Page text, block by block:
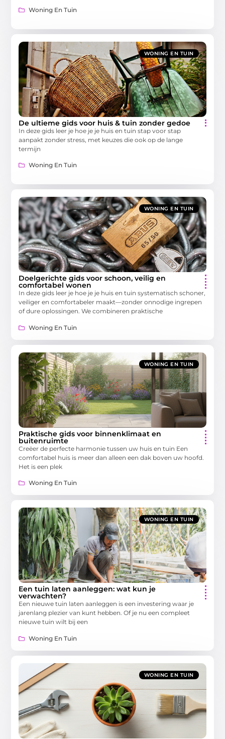
Woning En Tuin
WONING EN TUIN
De ultieme gids voor huis & tuin zonder gedoe
In deze gids leer je hoe je je huis en tuin stap voor stap
aanpakt zonder stress, met keuzes die ook op de lange
termijn
Woning En Tuin
WONING EN TUIN
Doelgerichte gids voor schoon, veilig en
comfortabel wonen
In deze gids leer je hoe je je huis en tuin systematisch schoner,
veiliger en comfortabeler maakt—zonder onnodige ingrepen
of dure oplossingen. We combineren praktische
Woning En Tuin
WONING EN TUIN
Praktische gids voor binnenklimaat en
buitenruimte
Creëer de perfecte harmonie tussen uw huis en tuin Een
comfortabel huis is meer dan alleen een dak boven uw hoofd.
Het is een plek
Woning En Tuin
WONING EN TUIN
Een tuin laten aanleggen: wat kun je
verwachten?
Een nieuwe tuin laten aanleggen is een investering waar je
jarenlang plezier van kunt hebben. Of je nu een compleet
nieuwe tuin wilt bij een
Woning En Tuin
WONING EN TUIN